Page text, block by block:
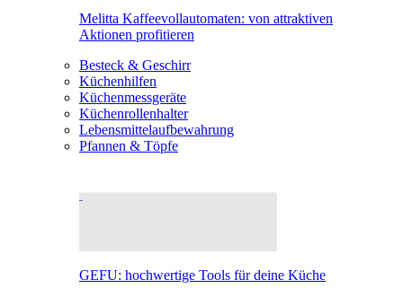
Melitta Kaffeevollautomaten: von attraktiven
Aktionen profitieren
Besteck & Geschirr
Küchenhilfen
Küchenmessgeräte
Küchenrollenhalter
Lebensmittelaufbewahrung
Pfannen & Töpfe
GEFU: hochwertige Tools für deine Küche